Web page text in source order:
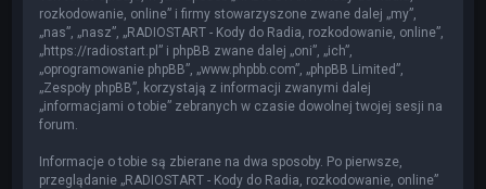
rozkodowanie, online” i firmy stowarzyszone zwane dalej „my”,
„nas”, „nasz”, „RADIOSTART - Kody do Radia, rozkodowanie, online”,
„https://radiostart.pl” i phpBB zwane dalej „oni”, „ich”,
„oprogramowanie phpBB”, „www.phpbb.com”, „phpBB Limited”,
„Zespoły phpBB”, korzystają z informacji zwanymi dalej
„informacjami o tobie” zebranych w czasie dowolnej twojej sesji na
forum.
Informacje o tobie są zbierane na dwa sposoby. Po pierwsze,
przeglądanie „RADIOSTART - Kody do Radia, rozkodowanie, online”